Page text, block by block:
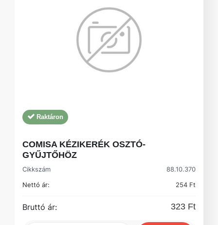
Raktáron
COMISA KÉZIKERÉK OSZTÓ-
GYŰJTŐHÖZ
Cikkszám
88.10.370
Nettó ár:
254 Ft
Bruttó ár: 323 Ft